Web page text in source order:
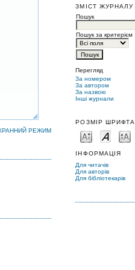
ЗМІСТ ЖУРНАЛУ
Пошук
Пошук за критерієм
Перегляд
За номером
За автором
За назвою
Інші журнали
РОЗМІР ШРИФТА
ІНФОРМАЦІЯ
Для читачів
Для авторів
Для бібліотекарів
РЕЖИМ